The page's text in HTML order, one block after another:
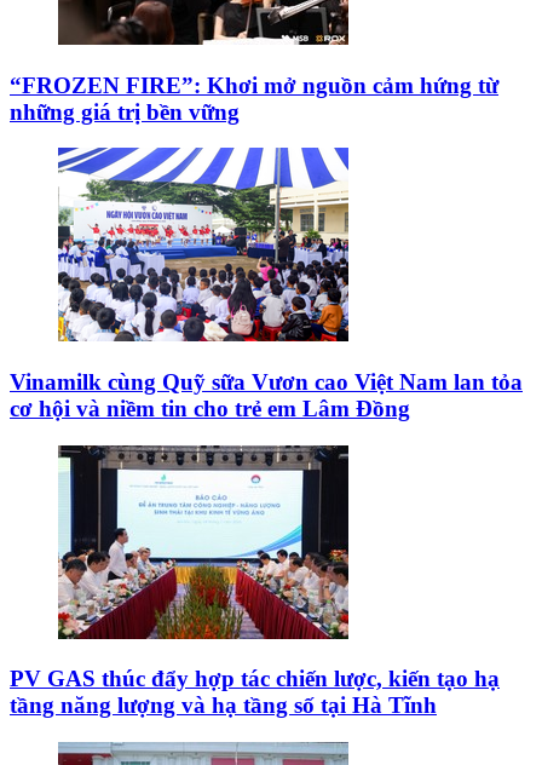
“FROZEN FIRE”: Khơi mở nguồn cảm hứng từ
những giá trị bền vững
Vinamilk cùng Quỹ sữa Vươn cao Việt Nam lan tỏa
cơ hội và niềm tin cho trẻ em Lâm Đồng
PV GAS thúc đẩy hợp tác chiến lược, kiến tạo hạ
tầng năng lượng và hạ tầng số tại Hà Tĩnh